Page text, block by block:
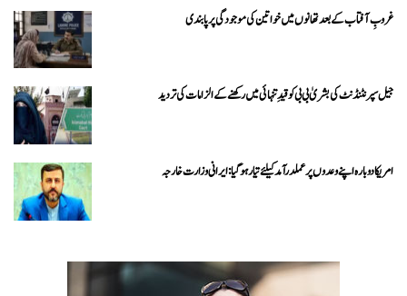
غروبِ آفتاب کے بعد تھانوں میں خواتین کی موجودگی پر پابندی
جیل سپرنٹنڈنٹ کی بشریٰ بی بی کو قیدِ تنہائی میں رکھنے کے الزامات کی تردید
امریکا دوبارہ اپنے وعدوں پر عملدرآمد کیلئے تیار ہو گیا: ایرانی وزارت خارجہ